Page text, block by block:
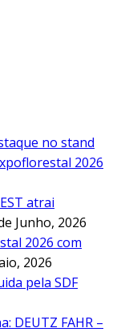
no stand
2026
atrai
Junho, 2026
2026 com
2026
pela SDF
DEUTZ FAHR –